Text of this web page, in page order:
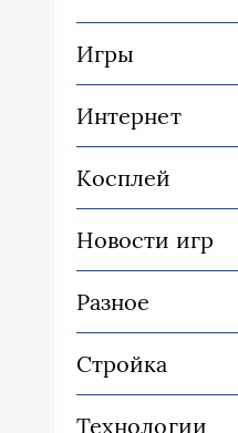
Игры
Интернет
Косплей
Новости игр
Разное
Стройка
Технологии